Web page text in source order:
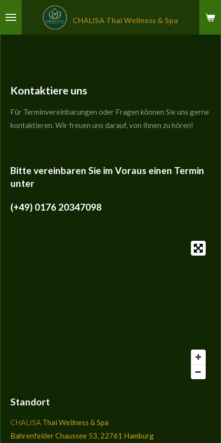
Hauptinhalt
CHALISA Thai Wellness & Spa
Kontaktiere uns
Für Terminvereinbarungen oder Fragen können Sie uns gerne
kontaktieren. Wir freuen uns darauf, von Ihnen zu hören!
Bitte vereinbaren Sie im Voraus einen Termin
unter
(+49) 0176 20347098
Standort
CHALISA Thai Wellness & Spa
Bahrenfelder Chaussee 53, 22761 Hamburg